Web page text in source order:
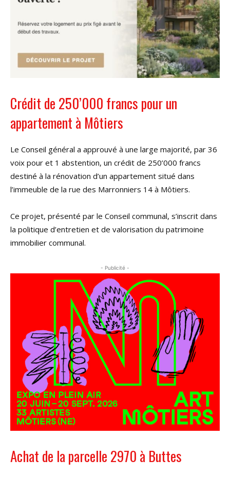
Crédit de 250’000 francs pour un
appartement à Môtiers
Le Conseil général a approuvé à une large majorité, par 36
voix pour et 1 abstention, un crédit de 250’000 francs
destiné à la rénovation d’un appartement situé dans
l’immeuble de la rue des Marronniers 14 à Môtiers.
Ce projet, présenté par le Conseil communal, s’inscrit dans
la politique d’entretien et de valorisation du patrimoine
immobilier communal.
- Publicité -
Achat de la parcelle 2970 à Buttes